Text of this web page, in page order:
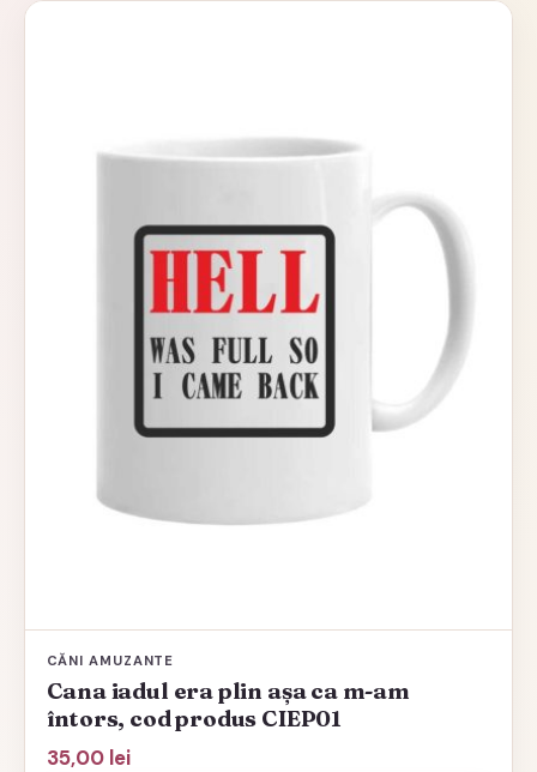
CĂNI AMUZANTE
Cana iadul era plin așa ca m-am
întors, cod produs CIEP01
35,00 lei